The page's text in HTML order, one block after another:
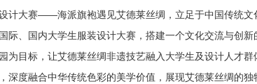
计大赛——海派旗袍遇见艾德莱丝绸，立足于中国传统
际、国内大学生服装设计大赛，搭建一个文化交流与创
为目标，让艾德莱丝绸非遗技艺融入大学生及设计人才
深度融合中华传统色彩的美学价值，展现艾德莱丝绸的